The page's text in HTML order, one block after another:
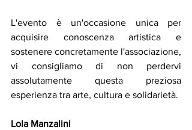
L'evento è un'occasione unica per
acquisire conoscenza artistica e
sostenere concretamente l'associazione,
vi consigliamo di non perdervi
assolutamente questa preziosa
esperienza tra arte, cultura e solidarietà.
Lola Manzalini